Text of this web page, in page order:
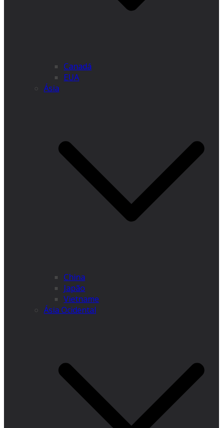
Canadá
EUA
Ásia
China
Japão
Vietname
Ásia Ocidental